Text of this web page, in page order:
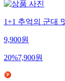
1+1 추억의 군대
9,900원
20%7,900원